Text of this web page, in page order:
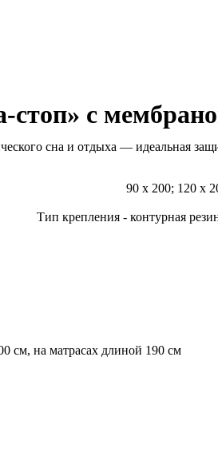
с
сна и отдыха — идеальная
90 x 200; 120 x
Тип крепления - контурная
см, на матрасах длиной 190 см